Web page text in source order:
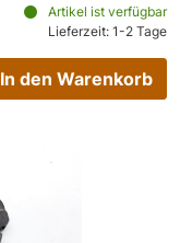
Artikel ist verfügbar
Lieferzeit: 1-2 Tage
In den Warenkorb